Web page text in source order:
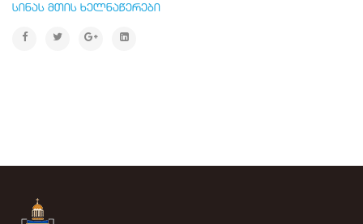
სინას მთის ხელნაწერები